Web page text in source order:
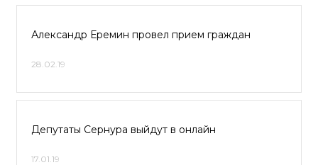
Александр Еремин провел прием граждан
28.02.19
Депутаты Сернура выйдут в онлайн
17.01.19